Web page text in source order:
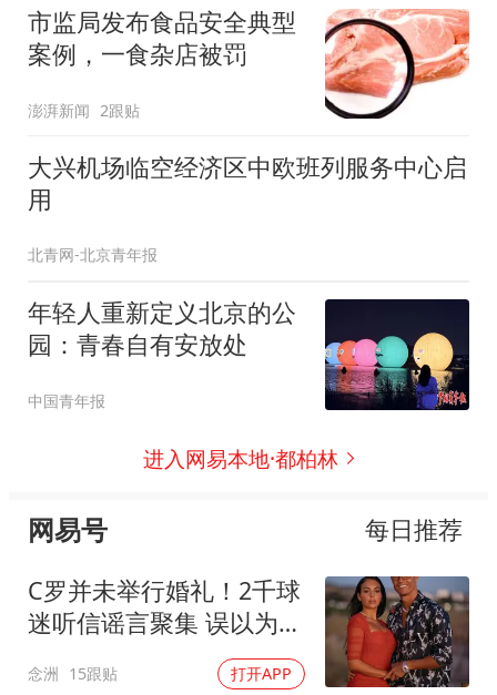
市监局发布食品安全典型
案例，一食杂店被罚
澎湃新闻 2跟贴
大兴机场临空经济区中欧班列服务中心启
用
北青网-北京青年报
年轻人重新定义北京的公
园：青春自有安放处
中国青年报
进入网易本地·都柏林
网易号
每日推荐
C罗并未举行婚礼！2千球
迷听信谣言聚集 误以为别
念洲 15跟贴 打开APP